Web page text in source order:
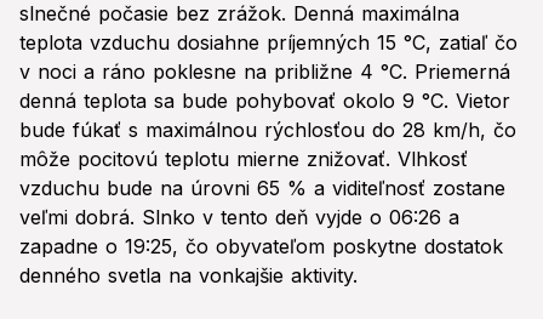
slnečné počasie bez zrážok. Denná maximálna
teplota vzduchu dosiahne príjemných 15 °C, zatiaľ čo
v noci a ráno poklesne na približne 4 °C. Priemerná
denná teplota sa bude pohybovať okolo 9 °C. Vietor
bude fúkať s maximálnou rýchlosťou do 28 km/h, čo
môže pocitovú teplotu mierne znižovať. Vlhkosť
vzduchu bude na úrovni 65 % a viditeľnosť zostane
veľmi dobrá. Slnko v tento deň vyjde o 06:26 a
zapadne o 19:25, čo obyvateľom poskytne dostatok
denného svetla na vonkajšie aktivity.